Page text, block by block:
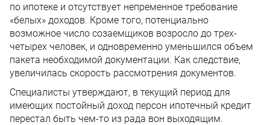
по ипотеке и отсутствует непременное требование
«белых» доходов. Кроме того, потенциально
возможное число созаемщиков возросло до трех-
четырех человек, и одновременно уменьшился объем
пакета необходимой документации. Как следствие,
увеличилась скорость рассмотрения документов.
Специалисты утверждают, в текущий период для
имеющих постойный доход персон ипотечный кредит
перестал быть чем-то из рада вон выходящим.